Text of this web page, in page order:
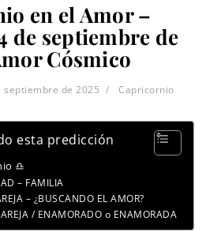
en el Amor –
de septiembre de
Cósmico
septiembre de 2025 Capricornio
esta predicción
♎
– FAMILIA
– ¿BUSCANDO EL AMOR?
/ ENAMORADO o ENAMORADA